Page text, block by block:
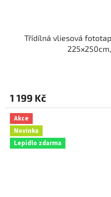
Třídílná vliesová
1 199 Kč
Akce
Novinka
Lepidlo zdarma